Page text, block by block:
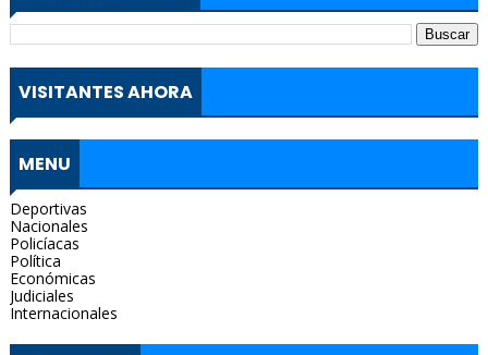
VISITANTES AHORA
MENU
Deportivas
Nacionales
Policíacas
Política
Económicas
Judiciales
Internacionales